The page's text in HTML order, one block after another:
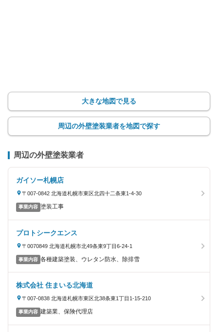
大きな地図で見る
周辺の外壁塗装業者を地図で探す
周辺の外壁塗装業者
ガイソー札幌店
〒007-0842 北海道札幌市東区北四十二条東1-4-30
事業内容 塗装工事
プロトシークエンス
〒0070849 北海道札幌市北49条東9丁目6-24-1
事業内容 各種建築塗装、ウレタン防水、除排雪
株式会社 住まいる北海道
〒007-0838 北海道札幌市東区北38条東1丁目1-15-210
事業内容 建築業、保険代理店